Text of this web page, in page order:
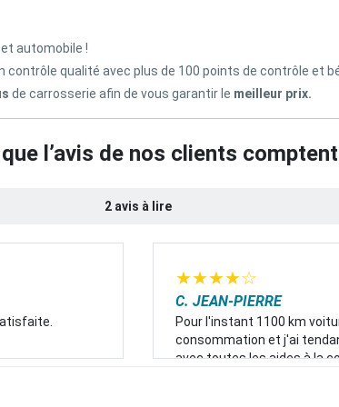
automobile !
qualité avec plus de 100 points de contrôle et
de carrosserie afin de vous garantir le meilleur prix.
l’avis de nos clients comptent
2 avis à lire
★★★★☆
C. JEAN-PIERRE
Pour l'instant 1100 km
consommation et j'ai
avec toutes les aides à la